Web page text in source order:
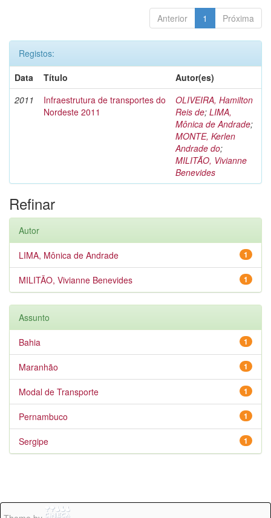
Anterior 1 Próxima
Registos:
Data
Título
Autor(es)
2011
Infraestrutura de transportes do
Nordeste 2011
OLIVEIRA, Hamilton
Reis de; LIMA,
Mônica de Andrade;
MONTE, Kerlen
Andrade do;
MILITÃO, Vivianne
Benevides
Refinar
Autor
1
LIMA, Mônica de Andrade
1
MILITÃO, Vivianne Benevides
Assunto
1
Bahia
1
Maranhão
1
Modal de Transporte
1
Pernambuco
1
Sergipe